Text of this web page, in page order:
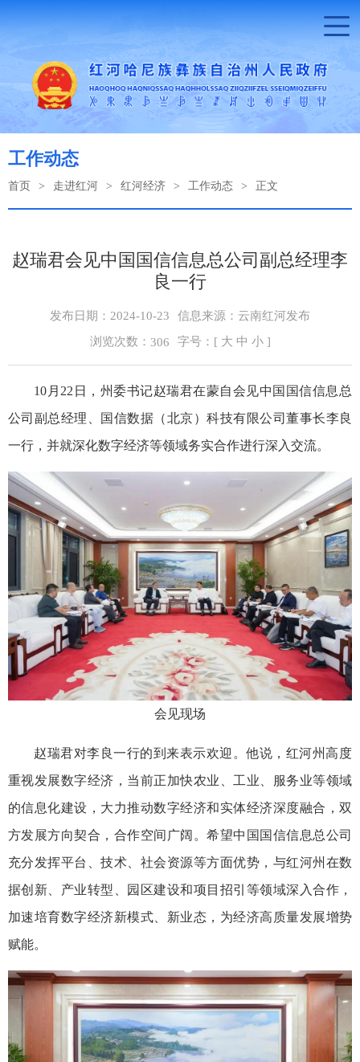
工作动态
首页 > 走进红河 > 红河经济 > 工作动态 > 正文
赵瑞君会见中国国信信息总公司副总经理李
良一行
发布日期：2024-10-23
信息来源：云南红河发布
浏览次数： 306 字号：[ 大 中 小]
10月22日，州委书记赵瑞君在蒙自会见中国国信信息总
公司副总经理、国信数据（北京）科技有限公司董事长李良
一行，并就深化数字经济等领域务实合作进行深入交流。
会见现场
赵瑞君对李良一行的到来表示欢迎。他说，红河州高度
重视发展数字经济，当前正加快农业、工业、服务业等领域
的信息化建设，大力推动数字经济和实体经济深度融合，双
方发展方向契合，合作空间广阔。希望中国国信信息总公司
充分发挥平台、技术、社会资源等方面优势，与红河州在数
据创新、产业转型、园区建设和项目招引等领域深入合作，
加速培育数字经济新模式、新业态，为经济高质量发展增势
赋能。